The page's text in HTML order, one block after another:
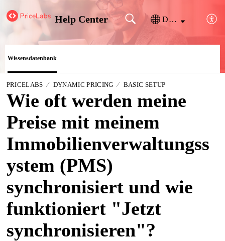
Help Center Deutsch
Wissensdatenbank
PRICELABS DYNAMIC PRICING BASIC SETUP
Wie oft werden meine
Preise mit meinem
Immobilienverwaltungss
ystem (PMS)
synchronisiert und wie
funktioniert "Jetzt
synchronisieren"?